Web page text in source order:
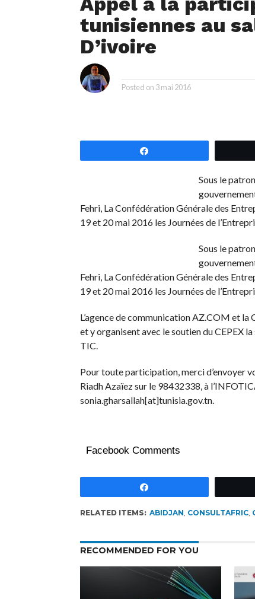
tunisiennes au
D’ivoire
Posted on 3 mai 2016
Sous le
Fehri, La Confédération Générale des
19 et 20 mai 2016 les Journées de
Sous le
Fehri, La Confédération Générale des
19 et 20 mai 2016 les Journées de
L’agence de communication AZ.COM et
et y organisent avec le soutien du CEPEX
TIC.
Pour toute participation, merci d’envoyer
Riadh Azaïez sur le 98432338, à
sonia.gharsallah[at]tunisia.gov.tn.
Facebook Comments
RELATED ITEMS: ABIDJAN, CONSULTAFRIC,
RECOMMENDED FOR YOU